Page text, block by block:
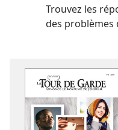
Trouvez les
des problèmes